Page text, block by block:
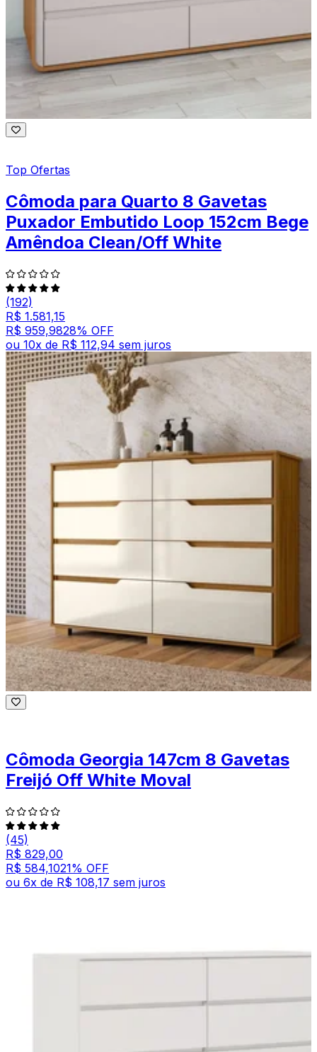
Top Ofertas
Cômoda para Quarto 8 Gavetas
Puxador Embutido Loop 152cm Bege
Amêndoa Clean/Off White
(192)
R$ 1.581,15
R$ 959,9828% OFF
ou 10x de R$ 112,94 sem juros
Cômoda Georgia 147cm 8 Gavetas
Freijó Off White Moval
(45)
R$ 829,00
R$ 584,1021% OFF
ou 6x de R$ 108,17 sem juros